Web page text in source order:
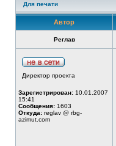
Для печати
Автор
Реглав
Директор проекта
Зарегистрирован: 10.01.2007
15:41
Сообщения: 1603
Откуда: reglav @ rbg-
azimut.com